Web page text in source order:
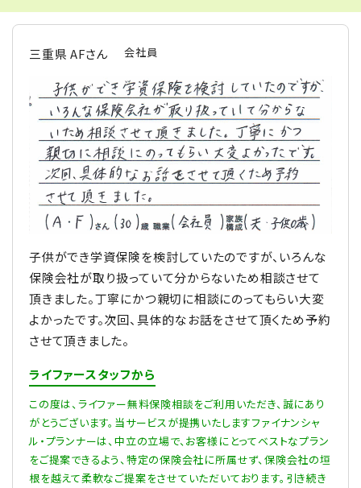
三重県 AFさん 会社員
子供ができ学資保険を検討していたのですが、いろんな
保険会社が取り扱っていて分からないため相談させて
頂きました。丁寧にかつ親切に相談にのってもらい大変
よかったです。次回、具体的なお話をさせて頂くため予約
させて頂きました。
ライファースタッフから
この度は、ライファー無料保険相談をご利用いただき、誠にあり
がとうございます。当サービスが提携いたしますファイナンシャ
ル・プランナーは、中立の立場で、お客様にとってベストなプラン
をご提案できるよう、特定の保険会社に所属せず、保険会社の垣
根を越えて柔軟なご提案をさせていただいております。引き続き